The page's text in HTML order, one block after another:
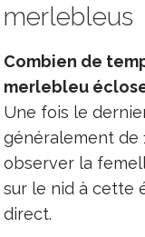
merlebleus
Combien de
merlebleu
Une fois le
généralement de
observer la
sur le nid à cette
direct.